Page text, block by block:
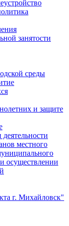
занятости
среды
и защите
местного
осуществлении
г. Михайловск"